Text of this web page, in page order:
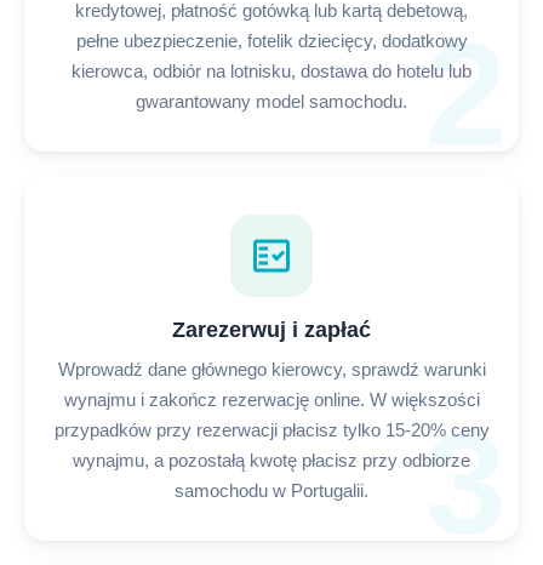
2
kredytowej, płatność gotówką lub kartą debetową,
pełne ubezpieczenie, fotelik dziecięcy, dodatkowy
kierowca, odbiór na lotnisku, dostawa do hotelu lub
gwarantowany model samochodu.
3
fact_check
Zarezerwuj i zapłać
Wprowadź dane głównego kierowcy, sprawdź warunki
wynajmu i zakończ rezerwację online. W większości
przypadków przy rezerwacji płacisz tylko 15-20% ceny
wynajmu, a pozostałą kwotę płacisz przy odbiorze
samochodu w Portugalii.